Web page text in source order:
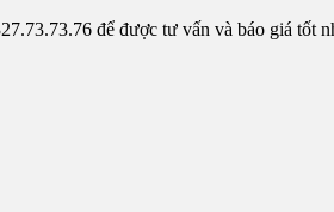
để được tư vấn và báo giá tốt